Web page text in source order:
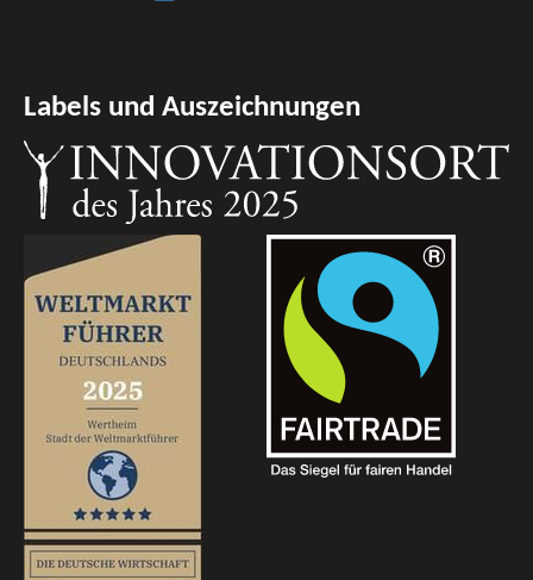
Labels und Auszeichnungen